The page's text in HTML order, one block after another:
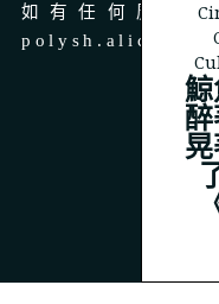
鯨
如有任何廣告
©